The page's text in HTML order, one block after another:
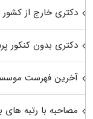
دکتری خارج از کشور
دکتری بدون کنکور
آخرین فهرست
مصاحبه با رتبه های